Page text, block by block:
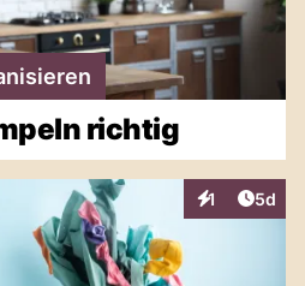
richtig
1
Interaktionen
5d